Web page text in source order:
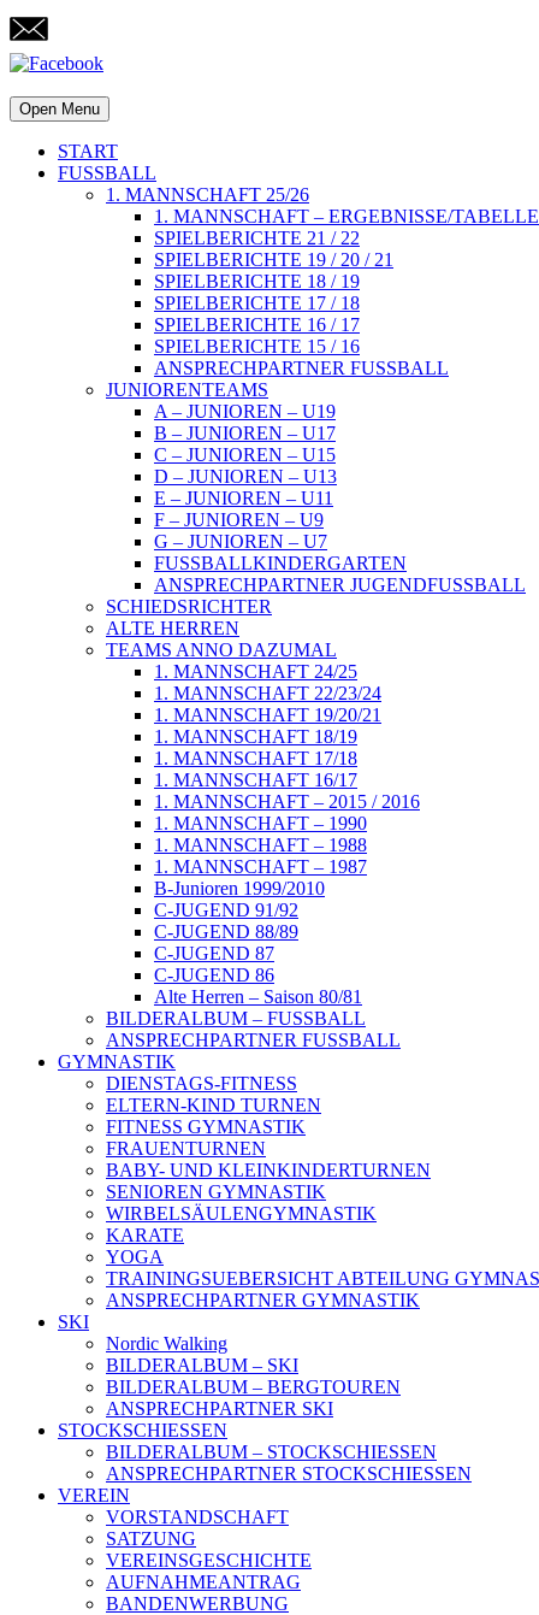
Open Menu
START
FUSSBALL
1. MANNSCHAFT 25/26
1. MANNSCHAFT – ERGEBNISSE/TABELLE
SPIELBERICHTE 21 / 22
SPIELBERICHTE 19 / 20 / 21
SPIELBERICHTE 18 / 19
SPIELBERICHTE 17 / 18
SPIELBERICHTE 16 / 17
SPIELBERICHTE 15 / 16
ANSPRECHPARTNER FUSSBALL
JUNIORENTEAMS
A – JUNIOREN – U19
B – JUNIOREN – U17
C – JUNIOREN – U15
D – JUNIOREN – U13
E – JUNIOREN – U11
F – JUNIOREN – U9
G – JUNIOREN – U7
FUSSBALLKINDERGARTEN
ANSPRECHPARTNER JUGENDFUSSBALL
SCHIEDSRICHTER
ALTE HERREN
TEAMS ANNO DAZUMAL
1. MANNSCHAFT 24/25
1. MANNSCHAFT 22/23/24
1. MANNSCHAFT 19/20/21
1. MANNSCHAFT 18/19
1. MANNSCHAFT 17/18
1. MANNSCHAFT 16/17
1. MANNSCHAFT – 2015 / 2016
1. MANNSCHAFT – 1990
1. MANNSCHAFT – 1988
1. MANNSCHAFT – 1987
B-Junioren 1999/2010
C-JUGEND 91/92
C-JUGEND 88/89
C-JUGEND 87
C-JUGEND 86
Alte Herren – Saison 80/81
BILDERALBUM – FUSSBALL
ANSPRECHPARTNER FUSSBALL
GYMNASTIK
DIENSTAGS-FITNESS
ELTERN-KIND TURNEN
FITNESS GYMNASTIK
FRAUENTURNEN
BABY- UND KLEINKINDERTURNEN
SENIOREN GYMNASTIK
WIRBELSÄULENGYMNASTIK
KARATE
YOGA
TRAININGSUEBERSICHT ABTEILUNG
ANSPRECHPARTNER GYMNASTIK
SKI
Nordic Walking
BILDERALBUM – SKI
BILDERALBUM – BERGTOUREN
ANSPRECHPARTNER SKI
STOCKSCHIESSEN
BILDERALBUM – STOCKSCHIESSEN
ANSPRECHPARTNER STOCKSCHIESSEN
VEREIN
VORSTANDSCHAFT
SATZUNG
VEREINSGESCHICHTE
AUFNAHMEANTRAG
BANDENWERBUNG